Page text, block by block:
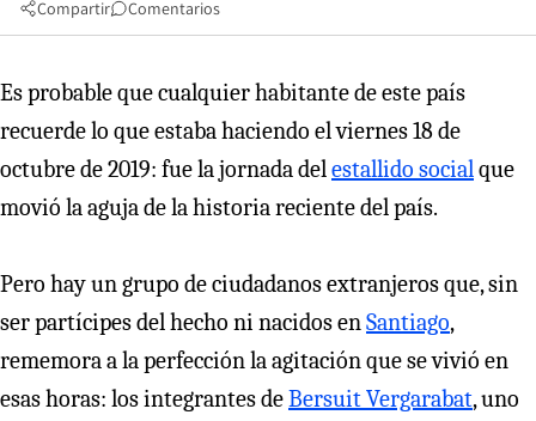
Compartir Comentarios
Es probable que cualquier habitante de este país
recuerde lo que estaba haciendo el viernes 18 de
octubre de 2019: fue la jornada delestallido socialque
movió la aguja de la historia reciente del país.
Pero hay un grupo de ciudadanos extranjeros que, sin
ser partícipes del hecho ni nacidos enSantiago,
rememora a la perfección la agitación que se vivió en
esas horas: los integrantes deBersuit Vergarabat, uno